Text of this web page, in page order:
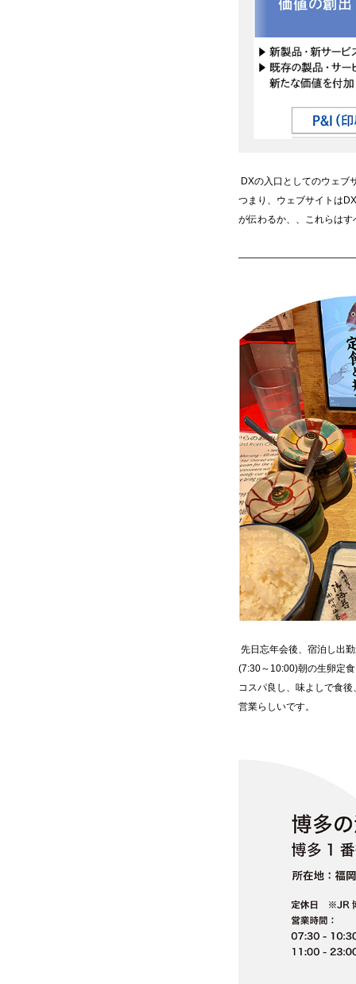
DXの入口としてのウェブ
つまり、ウェブサイトは
が伝わるか、、これらは
先日忘年会後、宿泊し出
(7:30～10:00)朝の生卵定
コスパ良し、味よしで食
営業らしいです。